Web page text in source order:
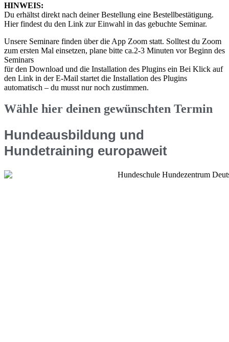
HINWEIS:
Du erhältst direkt nach deiner Bestellung eine Bestellbestätigung.
Hier findest du den Link zur Einwahl in das gebuchte Seminar.
Unsere Seminare finden über die App Zoom statt. Solltest du Zoom
zum ersten Mal einsetzen, plane bitte ca.2-3 Minuten vor Beginn des
Seminars
für den Download und die Installation des Plugins ein Bei Klick auf
den Link in der E-Mail startet die Installation des Plugins
automatisch – du musst nur noch zustimmen.
Wähle hier deinen gewünschten Termin
Hundeausbildung und
Hundetraining europaweit